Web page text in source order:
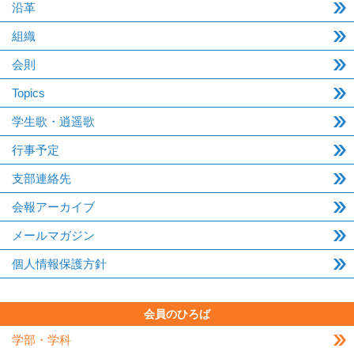
沿革
組織
会則
Topics
学生歌・逍遥歌
行事予定
支部連絡先
会報アーカイブ
メールマガジン
個人情報保護方針
会員のひろば
学部・学科